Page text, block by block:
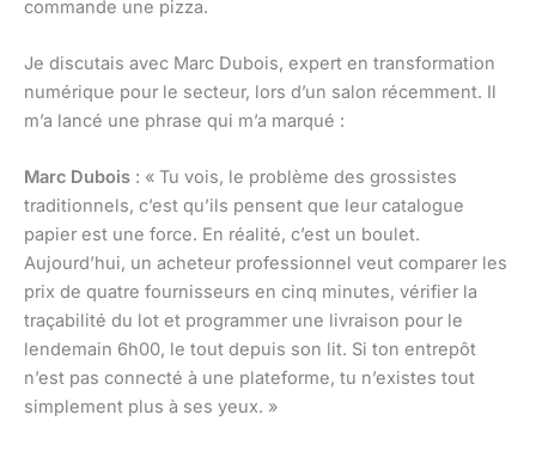
commande une pizza.
Je discutais avec Marc Dubois, expert en transformation
numérique pour le secteur, lors d’un salon récemment. Il
m’a lancé une phrase qui m’a marqué :
Marc Dubois : « Tu vois, le problème des grossistes
traditionnels, c’est qu’ils pensent que leur catalogue
papier est une force. En réalité, c’est un boulet.
Aujourd’hui, un acheteur professionnel veut comparer les
prix de quatre fournisseurs en cinq minutes, vérifier la
traçabilité du lot et programmer une livraison pour le
lendemain 6h00, le tout depuis son lit. Si ton entrepôt
n’est pas connecté à une plateforme, tu n’existes tout
simplement plus à ses yeux. »